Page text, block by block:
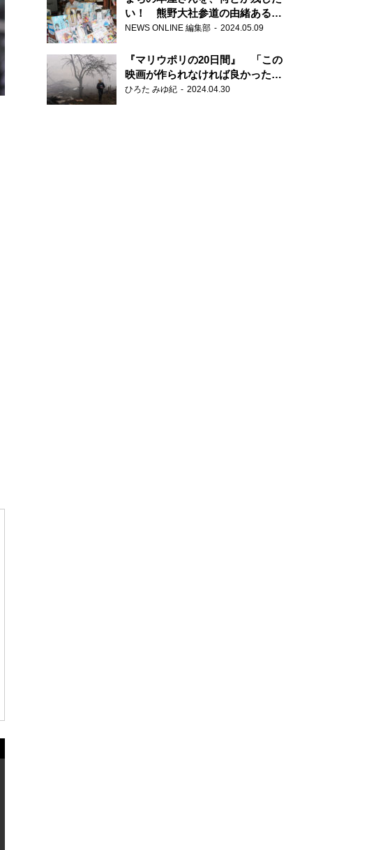
い！ 熊野大社参道の由緒ある書
店・三代目の強い思い
NEWS ONLINE 編集部 2024.05.09
『マリウポリの20日間』 「この
映画が作られなければ良かった」
と語る監督
ひろた みゆ紀 2024.04.30